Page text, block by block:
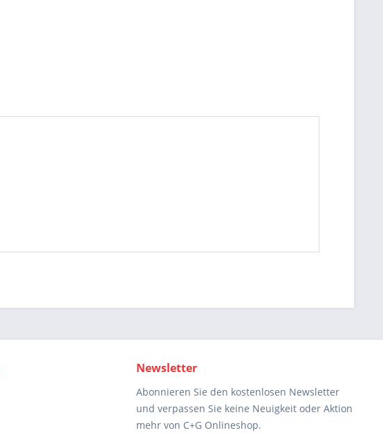
Newsletter
Abonnieren Sie den kostenlosen Newsletter
und verpassen Sie keine Neuigkeit oder Aktion
mehr von C+G Onlineshop.